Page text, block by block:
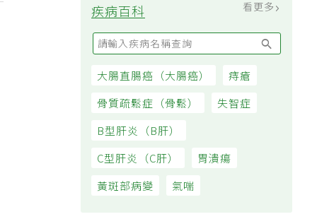
疾病百科
大腸直腸癌（大腸癌） 痔瘡